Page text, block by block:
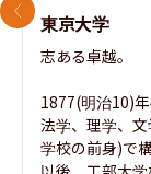
東京大学
志ある卓越。
1877(明治10)
法学、理学、
学校の前身)で
前のスライド